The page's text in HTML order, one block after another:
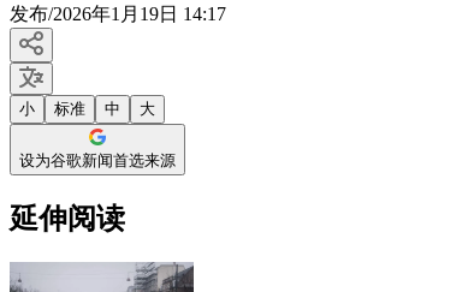
发布/2026年1月19日 14:17
小 标准 中 大
设为谷歌新闻首选来源
延伸阅读